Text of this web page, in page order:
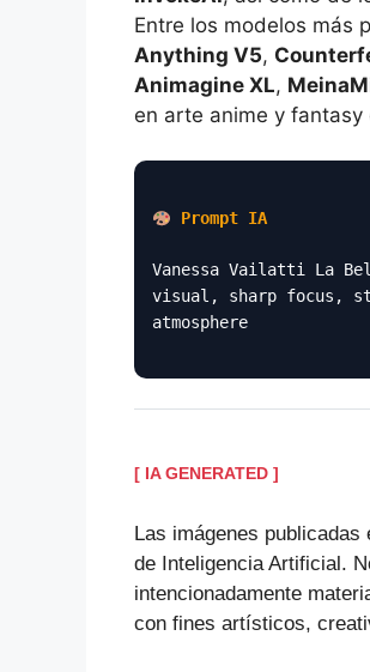
Entre los modelos más
Anything V5,
Animagine XL,
en arte anime y fantasy
Prompt IA
Vanessa Vailatti La
visual, sharp focus,
atmosphere
[ IA GENERATED ]
Las imágenes
de Inteligencia Artificial.
intencionadamente
con fines artísticos,